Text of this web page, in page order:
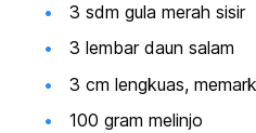
3 sdm gula merah sisir
3 lembar daun salam
3 cm lengkuas,
100 gram melinjo